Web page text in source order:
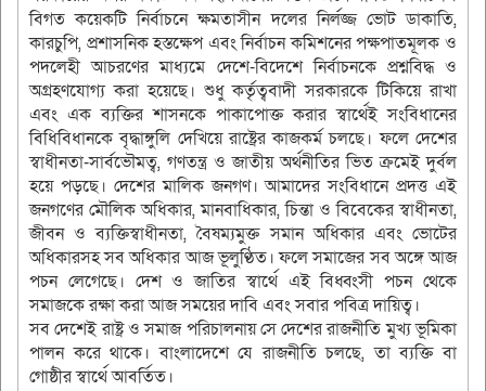
বিগত কয়েকটি নির্বাচনে ক্ষমতাসীন দলের নির্লজ্জ ভোট ডাকাতি,
কারচুপি, প্রশাসনিক হস্তক্ষেপ এবং নির্বাচন কমিশনের পক্ষপাতমূলক ও
পদলেহী আচরণের মাধ্যমে দেশে-বিদেশে নির্বাচনকে প্রশ্নবিদ্ধ ও
অগ্রহণযোগ্য করা হয়েছে। শুধু কর্তৃত্ববাদী সরকারকে টিকিয়ে রাখা
এবং এক ব্যক্তির শাসনকে পাকাপোক্ত করার স্বার্থেই সংবিধানের
বিধিবিধানকে বৃদ্ধাঙ্গুলি দেখিয়ে রাষ্ট্রের কাজকর্ম চলছে। ফলে দেশের
স্বাধীনতা-সার্বভৌমত্ব, গণতন্ত্র ও জাতীয় অর্থনীতির ভিত ক্রমেই দুর্বল
হয়ে পড়ছে। দেশের মালিক জনগণ। আমাদের সংবিধানে প্রদত্ত এই
জনগণের মৌলিক অধিকার, মানবাধিকার, চিন্তা ও বিবেকের স্বাধীনতা,
জীবন ও ব্যক্তিস্বাধীনতা, বৈষম্যমুক্ত সমান অধিকার এবং ভোটের
অধিকারসহ সব অধিকার আজ ভূলুণ্ঠিত। ফলে সমাজের সব অঙ্গে আজ
পচন লেগেছে। দেশ ও জাতির স্বার্থে এই বিধ্বংসী পচন থেকে
সমাজকে রক্ষা করা আজ সময়ের দাবি এবং সবার পবিত্র দায়িত্ব।
সব দেশেই রাষ্ট্র ও সমাজ পরিচালনায় সে দেশের রাজনীতি মুখ্য ভূমিকা
পালন করে থাকে। বাংলাদেশে যে রাজনীতি চলছে, তা ব্যক্তি বা
গোষ্ঠীর স্বার্থে আবর্তিত।